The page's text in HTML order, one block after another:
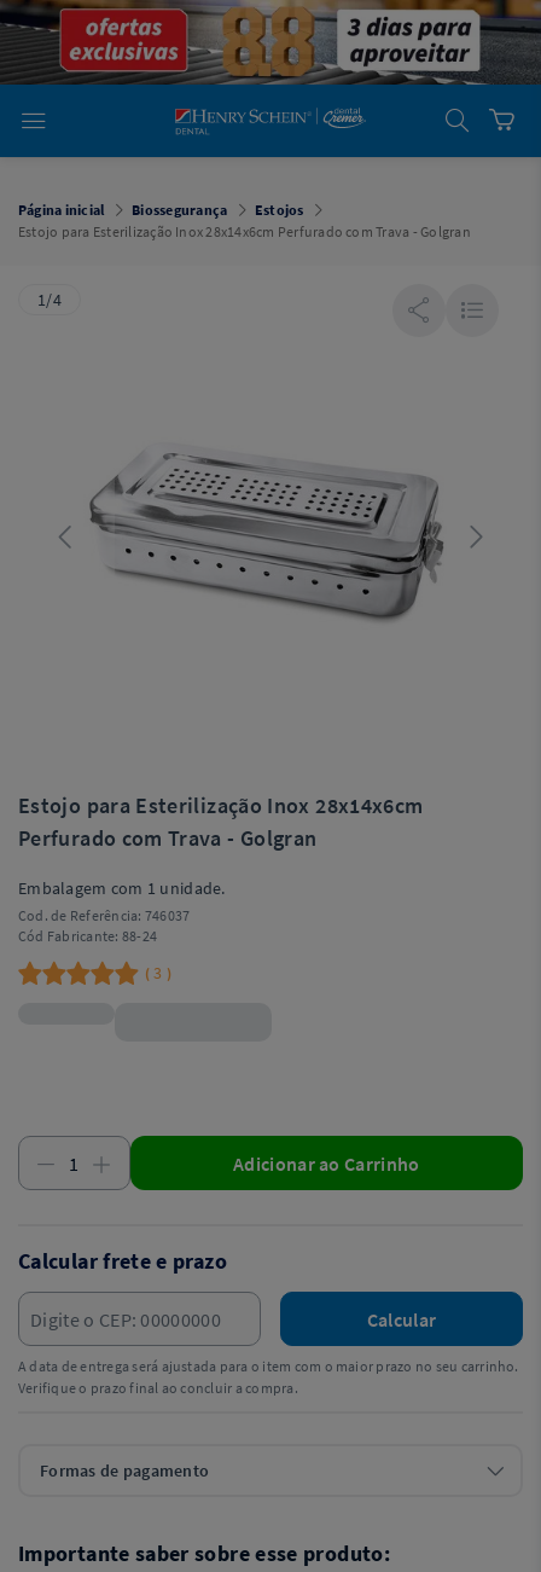
emDental
Cremer -
Henry Schein
Laboratório
Laboratório
Cremer -
Henry Schein
Dental
Software
Odontológico
Página inicial Biossegurança
Estojos
Estojo para Esterilização Inox 28x14x6cm Perfurado com Trava - Golgran
1/4
Estojo para Esterilização Inox 28x14x6cm
Perfurado com Trava - Golgran
Embalagem com 1 unidade.
Cod. de Referência: 746037
Cód Fabricante: 88-24
( 3 )
Adicionar ao Carrinho
Calcular frete e prazo
Calcular
A data de entrega será ajustada para o item com o maior prazo no seu carrinho.
Verifique o prazo final ao concluir a compra.
Formas de pagamento
Importante saber sobre esse produto: